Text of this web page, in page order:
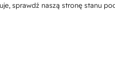
sprawdź naszą stronę stanu